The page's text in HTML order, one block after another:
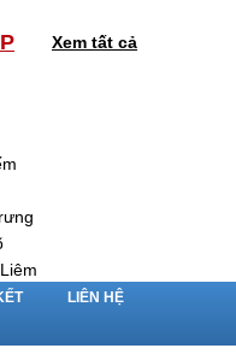
Xem tất cả
LIÊN HỆ